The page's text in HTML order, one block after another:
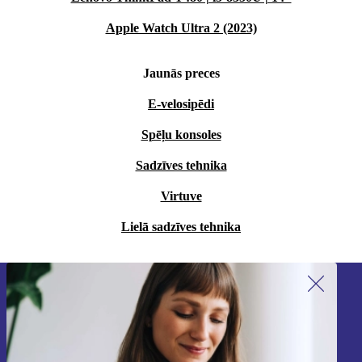
Apple Watch Ultra 2 (2023)
Jaunās preces
E-velosipēdi
Spēļu konsoles
Sadzīves tehnika
Virtuve
Lielā sadzīves tehnika
Piesakieties mūsu jaunumu
saņemšanai!
Nekad vairs nepalaidiet garām nevienu
piedāvājumu.